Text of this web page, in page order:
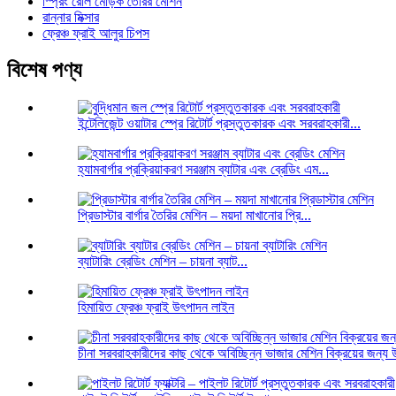
রান্নার মিক্সার
ফ্রেঞ্চ ফ্রাই আলুর চিপস
বিশেষ পণ্য
ইন্টেলিজেন্ট ওয়াটার স্প্রে রিটোর্ট প্রস্তুতকারক এবং সরবরাহকারী...
হ্যামবার্গার প্রক্রিয়াকরণ সরঞ্জাম ব্যাটার এবং ব্রেডিং এম...
প্রিডাস্টার বার্গার তৈরির মেশিন – ময়দা মাখানোর প্রি...
ব্যাটারিং ব্রেডিং মেশিন – চায়না ব্যাট...
হিমায়িত ফ্রেঞ্চ ফ্রাই উৎপাদন লাইন
চীনা সরবরাহকারীদের কাছ থেকে অবিচ্ছিন্ন ভাজার মেশিন বিক্রয়ের